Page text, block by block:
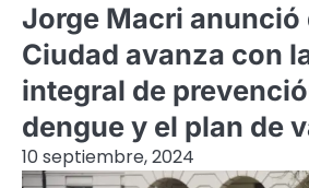
Jorge Macri anunció
Ciudad avanza con
integral de
dengue y el plan de
10 septiembre, 2024